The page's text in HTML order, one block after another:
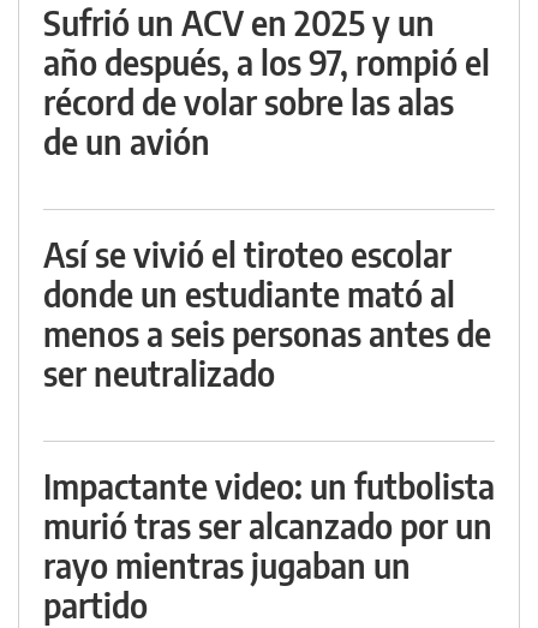
Sufrió un ACV en 2025 y un
año después, a los 97, rompió el
récord de volar sobre las alas
de un avión
Así se vivió el tiroteo escolar
donde un estudiante mató al
menos a seis personas antes de
ser neutralizado
Impactante video: un futbolista
murió tras ser alcanzado por un
rayo mientras jugaban un
partido